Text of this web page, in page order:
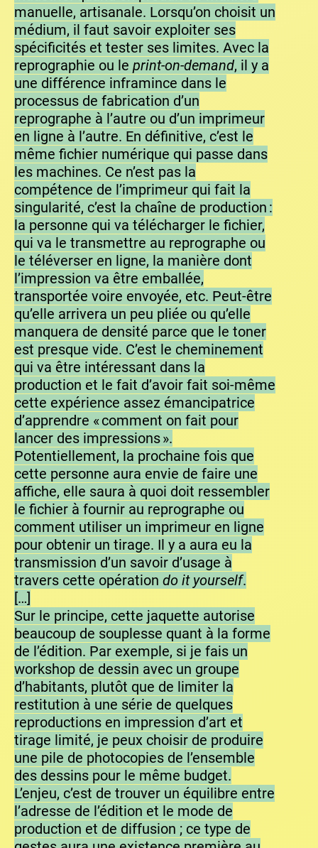
manuelle, artisanale. Lorsqu’on choisit un
médium, il faut savoir exploiter ses
spécificités et tester ses limites. Avec la
reprographie ou le print-on-demand, il y a
une différence inframince dans le
processus de fabrication d’un
reprographe à l’autre ou d’un imprimeur
en ligne à l’autre. En définitive, c’est le
même fichier numérique qui passe dans
les machines. Ce n’est pas la
compétence de l’imprimeur qui fait la
singularité, c’est la chaîne de production :
la personne qui va télécharger le fichier,
qui va le transmettre au reprographe ou
le téléverser en ligne, la manière dont
l’impression va être emballée,
transportée voire envoyée, etc. Peut-être
qu’elle arrivera un peu pliée ou qu’elle
manquera de densité parce que le toner
est presque vide. C’est le cheminement
qui va être intéressant dans la
production et le fait d’avoir fait soi-même
cette expérience assez émancipatrice
d’apprendre « comment on fait pour
lancer des impressions ».
Potentiellement, la prochaine fois que
cette personne aura envie de faire une
affiche, elle saura à quoi doit ressembler
le fichier à fournir au reprographe ou
comment utiliser un imprimeur en ligne
pour obtenir un tirage. Il y a aura eu la
transmission d’un savoir d’usage à
travers cette opération do it yourself.
[…]
Sur le principe, cette jaquette autorise
beaucoup de souplesse quant à la forme
de l’édition. Par exemple, si je fais un
workshop de dessin avec un groupe
d’habitants, plutôt que de limiter la
restitution à une série de quelques
reproductions en impression d’art et
tirage limité, je peux choisir de produire
une pile de photocopies de l’ensemble
des dessins pour le même budget.
L’enjeu, c’est de trouver un équilibre entre
l’adresse de l’édition et le mode de
production et de diffusion ; ce type de